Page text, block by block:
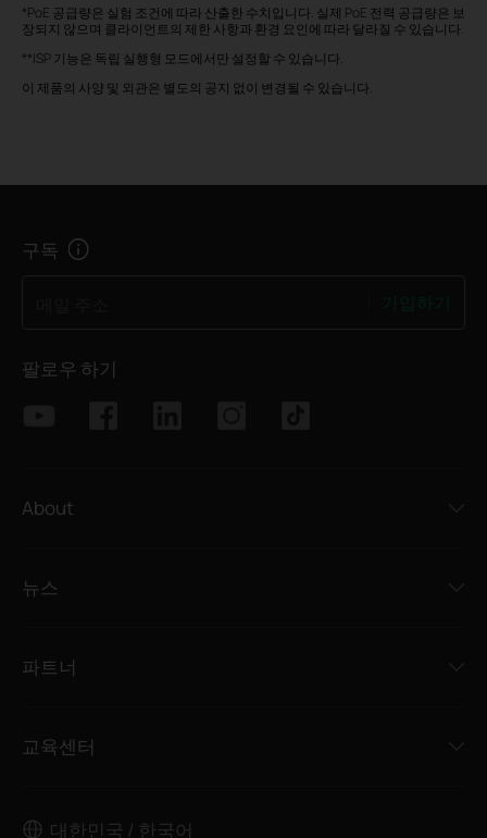
*PoE 공급량은 실험 조건에 따라 산출한 수치입니다. 실제 PoE 전력 공급량은 보
장되지 않으며 클라이언트의 제한 사항과 환경 요인에 따라 달라질 수 있습니다.
**ISP 기능은 독립 실행형 모드에서만 설정할 수 있습니다.
이 제품의 사양 및 외관은 별도의 공지 없이 변경될 수 있습니다.
구독
팔로우 하기
About
뉴스
파트너
교육센터
대한민국 / 한국어